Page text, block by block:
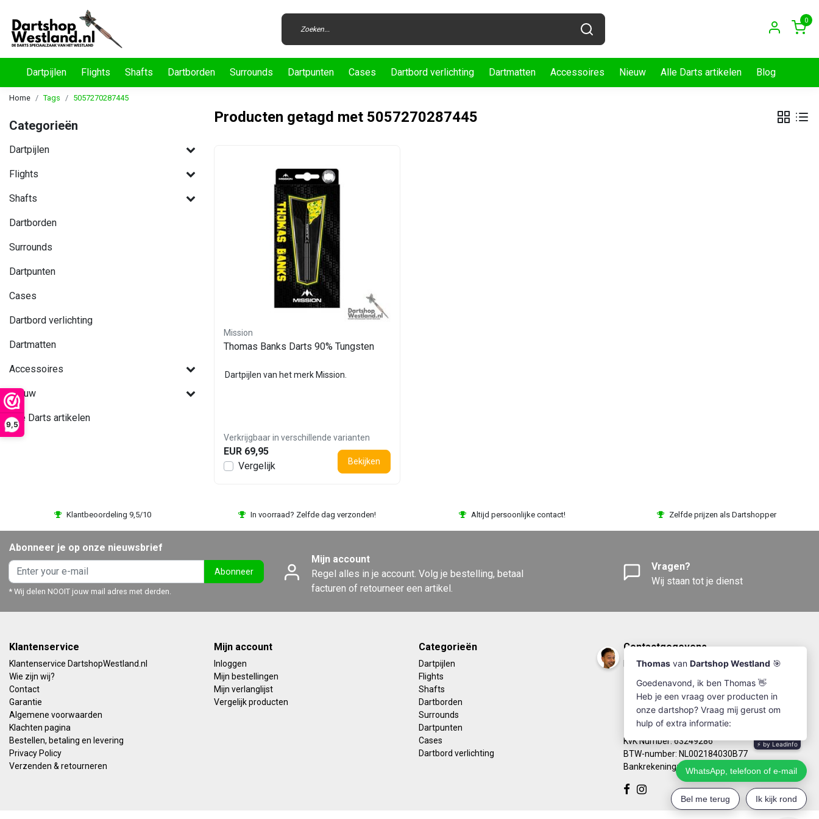
9,5
0
Dartpijlen Flights Shafts Dartborden Surrounds Dartpunten Cases Dartbord verlichting Dartmatten Accessoires Nieuw Alle Darts artikelen Blog
Home Tags 5057270287445
Categorieën
Dartpijlen
Flights
Shafts
Dartborden
Surrounds
Dartpunten
Cases
Dartbord verlichting
Dartmatten
Accessoires
Nieuw
Alle Darts artikelen
Producten getagd met 5057270287445
Mission
Thomas Banks Darts 90% Tungsten
Dartpijlen van het merk Mission.
Verkrijgbaar in verschillende varianten
EUR 69,95
Vergelijk
Bekijken
Klantbeoordeling 9,5/10 In voorraad? Zelfde dag verzonden! Altijd persoonlijke contact! Zelfde prijzen als Dartshopper
Abonneer je op onze nieuwsbrief
Abonneer
* Wij delen NOOIT jouw mail adres met derden.
Mijn account
Regel alles in je account. Volg je bestelling, betaal
facturen of retourneer een artikel.
Vragen?
Wij staan tot je dienst
Klantenservice
Klantenservice DartshopWestland.nl
Wie zijn wij?
Contact
Garantie
Algemene voorwaarden
Klachten pagina
Bestellen, betaling en levering
Privacy Policy
Verzenden & retourneren
Mijn account
Inloggen
Mijn bestellingen
Mijn verlanglijst
Vergelijk producten
Categorieën
Dartpijlen
Flights
Shafts
Dartborden
Surrounds
Dartpunten
Cases
Dartbord verlichting
Contactgegevens
DartshopWestland.nl
info@dartshopwestland.nl
Kleine Woerdlaan 19
2671 CA - Naaldwijk
KvK Number: 63249286
BTW-number: NL002184030B77
Bankrekening: NL67RABO0125923279